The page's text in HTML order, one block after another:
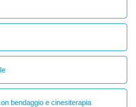
bendaggio e cinesiterapia